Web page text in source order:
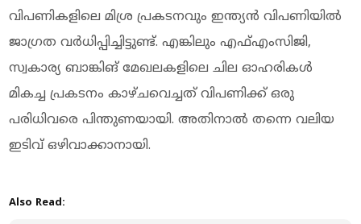
വിപണികളിലെ മിശ്ര പ്രകടനവും ഇന്ത്യൻ വിപണിയിൽ
ജാഗ്രത വർധിപ്പിച്ചിട്ടുണ്ട്. എങ്കിലും എഫ്എംസിജി,
സ്വകാര്യ ബാങ്കിങ് മേഖലകളിലെ ചില ഓഹരികൾ
മികച്ച പ്രകടനം കാഴ്ചവെച്ചത് വിപണിക്ക് ഒരു
പരിധിവരെ പിന്തുണയായി. അതിനാൽ തന്നെ വലിയ
ഇടിവ് ഒഴിവാക്കാനായി.
Also Read: